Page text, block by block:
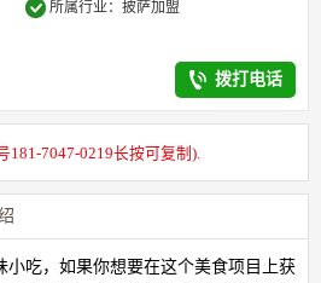
所属行业：披萨加盟
拨打电话
181-7047-0219长按可复制).
小吃，如果你想要在这个美食项目上获